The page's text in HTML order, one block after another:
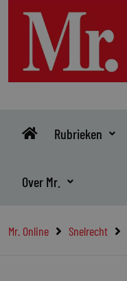
inhoud
Rubrieken
Over Mr.
Mr. Online Snelrecht